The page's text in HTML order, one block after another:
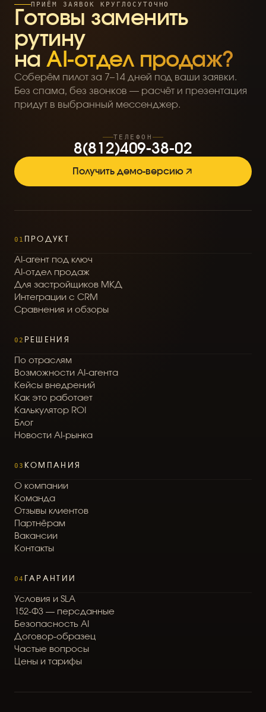
ПРИЁМ ЗАЯВОК КРУГЛОСУТОЧНО
Готовы заменить
рутину
на AI-отдел продаж?
Соберём пилот за 7–14 дней под ваши заявки.
Без спама, без звонков — расчёт и презентация
придут в выбранный мессенджер.
ТЕЛЕФОН
8(81 2)409-38-02
Получить демо-версию
01 ПРОДУКТ
A -агент под ключ
A -отдел продаж
Для застройщиков М КД
И нтеграции с C RM
Сравнения и обзоры
02 РЕШЕНИЯ
о отраслям
Возможности A -агента
Кейсы внедрений
Как это работает
Калькулятор RO
Блог
Новости A -рынка
03 КОМПАНИЯ
О компании
Команда
Отзывы клиентов
артнёрам
Вакансии
Контакты
04 ГАРАНТИИ
Условия и SLA
52-ФЗ — персданные
Безопасность A
Договор-образец
Частые вопросы
Цены и тарифы